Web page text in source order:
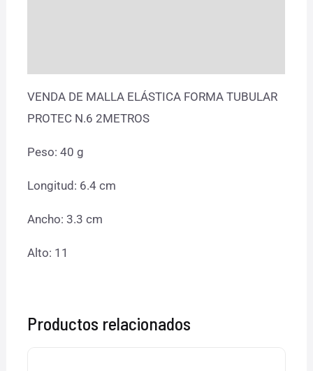
VENDA DE MALLA ELÁSTICA FORMA TUBULAR
PROTEC N.6 2METROS
Peso: 40 g
Longitud: 6.4 cm
Ancho: 3.3 cm
Alto: 11
Productos relacionados